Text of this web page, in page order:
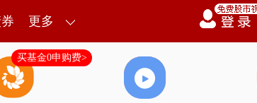
更多
买基金0申购费>